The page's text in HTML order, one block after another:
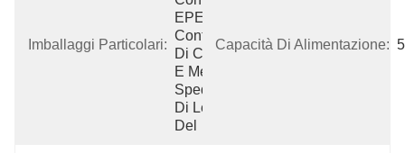
Imballaggi Particolari:
EPE, Il
Contenitore
Di Cartone
E Metodo Di
Spedizione
Di Legno
Del
Capacità Di Alimentazione: